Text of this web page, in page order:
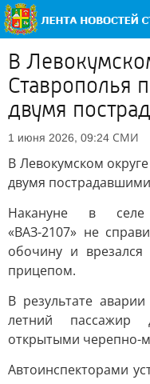
В
Ставрополья
двумя
1 июня 2026, 09:24 СМИ
В Левокумском
двумя пострадавшими
Накануне в селе
«ВАЗ-2107» не
обочину и
прицепом.
В результате
летний пассажир
открытыми черепно-
Автоинспекторами